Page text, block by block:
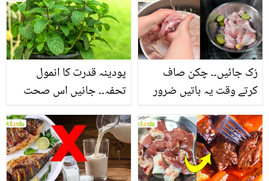
سے بھرپور اس سبزی کے
فائدے
پودینہ قدرت کا انمول
تحفہ۔۔ جانیں اس صحت
بخش پتوں کے 10 حیرت
انگیز طبی فوائد
رُک جائیں۔۔ چکن صاف
کرتے وقت یہ باتیں ضرور
یاد رکھیں